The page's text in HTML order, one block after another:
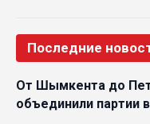
Последние
От Шымкента до
объединили партии